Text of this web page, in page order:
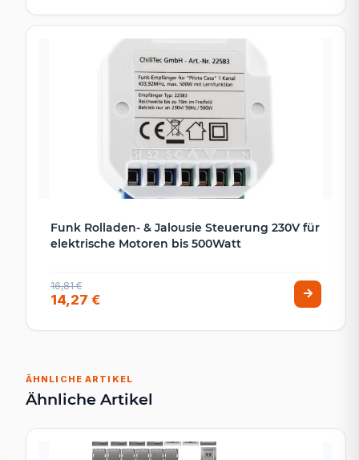
Funk Rolladen- & Jalousie Steuerung 230V für
elektrische Motoren bis 500Watt
16,81 €
14,27 €
ÄHNLICHE ARTIKEL
Ähnliche Artikel